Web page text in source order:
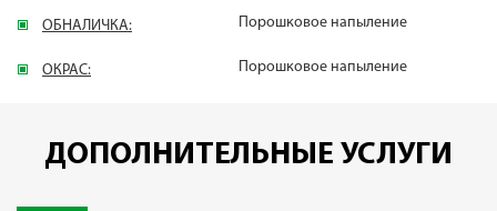
ОБНАЛИЧКА: Порошковое напыление
ОКРАС: Порошковое напыление
ДОПОЛНИТЕЛЬНЫЕ УСЛУГИ